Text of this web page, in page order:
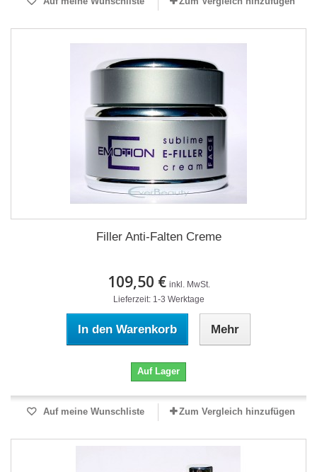
Filler Anti-Falten Creme
109,50 € inkl. MwSt.
Lieferzeit: 1-3 Werktage
In den Warenkorb Mehr
Auf Lager
Auf meine Wunschliste Zum Vergleich hinzufügen